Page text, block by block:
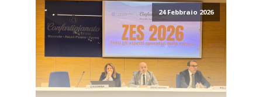
24 Febbraio 2026